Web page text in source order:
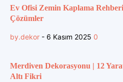
Ev Ofisi Zemin Kaplama Rehberi
Çözümler
by.dekor - 6 Kasım 2025 0
Merdiven Dekorasyonu | 12
Altı Fikri